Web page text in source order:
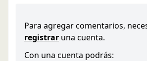
Para agregar comentarios,
registrar una cuenta.
Con una cuenta podrás: